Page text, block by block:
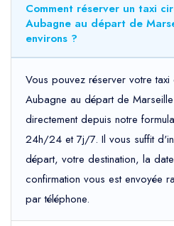
Comment réserver un taxi
Aubagne au départ de
environs ?
Vous pouvez réserver votre
Aubagne au départ de
directement depuis notre
24h/24 et 7j/7. Il vous suffit
départ, votre destination, la
confirmation vous est envoyée
par téléphone.